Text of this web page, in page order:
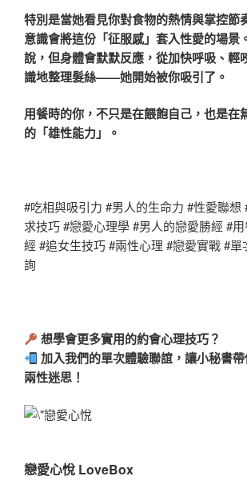
特別是當她看見你對食物的熱情與掌控節
意識會將這份「征服感」套入性愛的場景
說，但身體會默默反應，從加快呼吸、輕
識地整理髮絲——她開始被你吸引了。
用餐時的你，不只是在餵飽自己，也是在
的「雄性能力」。
#吃相與吸引力 #男人的生命力 #性愛聯想
求技巧 #戀愛心理學 #男人的戀愛勝經 #
經 #追女生技巧 #兩性心理 #戀愛實戰 #單
詢
想學會更多實用的約會心理技巧？
加入我們的單次體驗聯誼，讓小秘書
兩性迷思！
戀愛心悅 LoveBox